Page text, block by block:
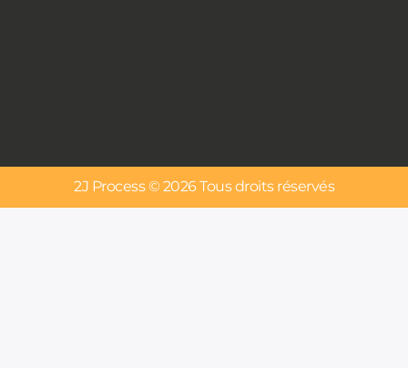
2J Process © 2026 Tous droits réservés